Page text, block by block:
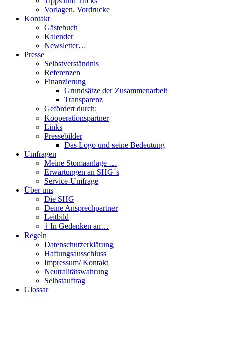
Vorlagen, Vordrucke
Kontakt
Gästebuch
Kalender
Newsletter…
Presse
Selbstverständnis
Referenzen
Finanzierung
Grundsätze der Zusammenarbeit
Transparenz
Gefördert durch:
Kooperationspartner
Links
Pressebilder
Das Logo und seine Bedeutung
Umfragen
Meine Stomaanlage …
Erwartungen an SHG´s
Service-Umfrage
Über uns
Die SHG
Deine Ansprechpartner
Leitbild
† In Gedenken an…
Regeln
Datenschutzerklärung
Haftungsausschluss
Impressum/ Kontakt
Neutralitätswahrung
Selbstauftrag
Glossar